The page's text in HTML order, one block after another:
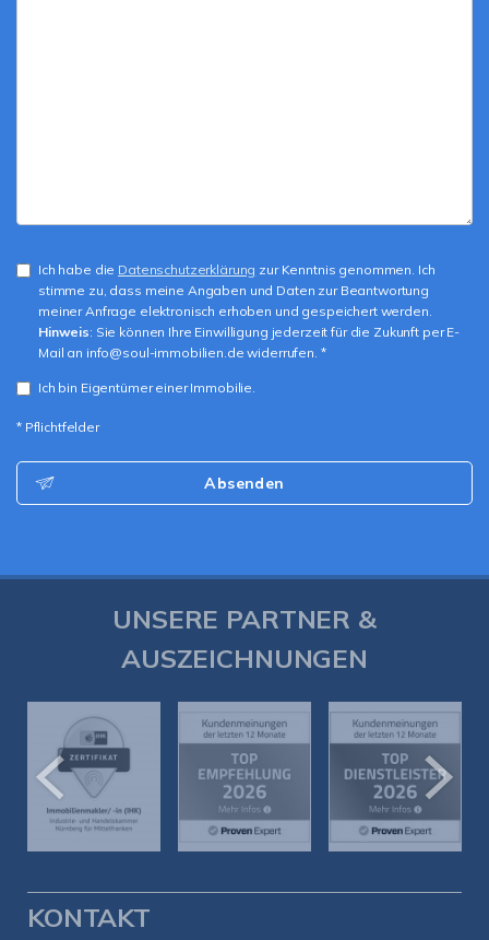
Ich habe die Datenschutzerklärung zur Kenntnis genommen. Ich
stimme zu, dass meine Angaben und Daten zur Beantwortung
meiner Anfrage elektronisch erhoben und gespeichert werden.
Hinweis: Sie können Ihre Einwilligung jederzeit für die Zukunft per E-
Mail an info@soul-immobilien.de widerrufen. *
Ich bin Eigentümer einer Immobilie.
* Pflichtfelder
Absenden
UNSERE PARTNER &
AUSZEICHNUNGEN
KONTAKT